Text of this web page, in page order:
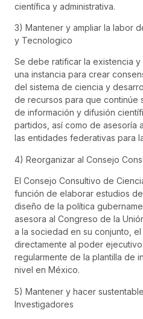
científica y administrativa.
3) Mantener y ampliar la labor
y Tecnologico
Se debe ratificar la existencia
una instancia para crear
del sistema de ciencia y
de recursos para que continúe
de información y difusión
partidos, así como de asesoría
las entidades federativas para
4) Reorganizar al Consejo
El Consejo Consultivo de
función de elaborar estudios
diseño de la política
asesora al Congreso de la
a la sociedad en su conjunto,
directamente al poder
regularmente de la plantilla de
nivel en México.
5) Mantener y hacer
Investigadores